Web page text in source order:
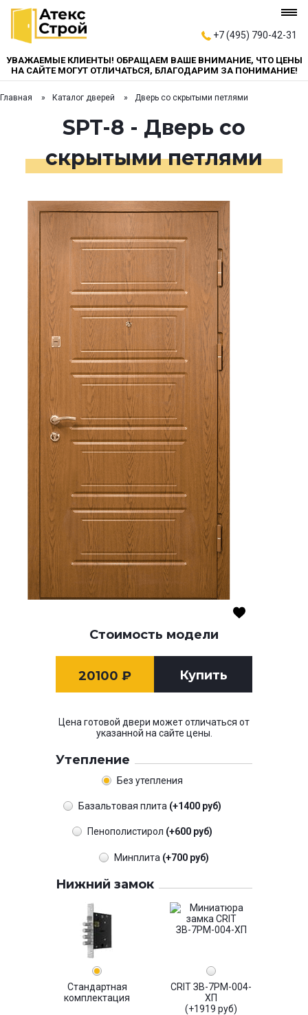
+7 (495) 790-42-31
УВАЖАЕМЫЕ КЛИЕНТЫ! ОБРАЩАЕМ ВАШЕ ВНИМАНИЕ, ЧТО ЦЕНЫ
НА САЙТЕ МОГУТ ОТЛИЧАТЬСЯ, БЛАГОДАРИМ ЗА ПОНИМАНИЕ!
Главная Каталог дверей Дверь со скрытыми петлями
SPT-8 - Дверь со
скрытыми петлями
Стоимость модели
20100 ₽ Купить
Цена готовой двери может отличаться от
указанной на сайте цены.
Утепление
Без утепления
Базальтовая плита (+1400 руб)
Пенополистирол (+600 руб)
Минплита (+700 руб)
Нижний замок
Стандартная
комплектация
CRIT ЗВ-7РМ-004-
ХП
(+1919 руб)